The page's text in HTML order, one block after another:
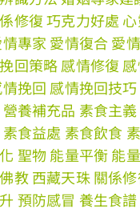
修復 巧克力好處
專家愛情復合愛
回策略感情修復
挽回 感情挽回技巧
營養補充品 素食主義
素食益處 素食飲食
聖物能量平衡能
教西藏天珠關係
預防感冒 養生食譜